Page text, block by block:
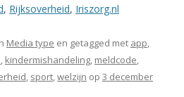
, Rijksoverheid, Iriszorg.nl
Media type en getagged met app,
, kindermishandeling, meldcode,
, sport,welzijn op 3 december